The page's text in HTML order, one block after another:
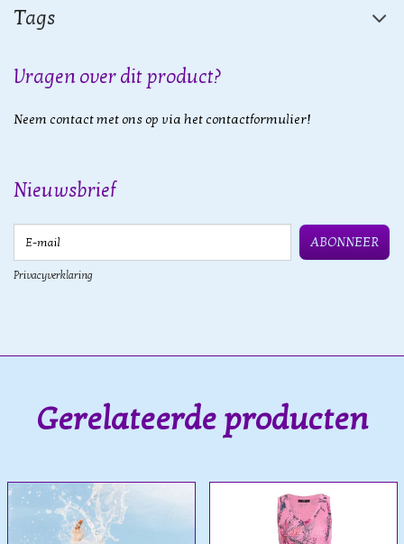
Tags
Vragen over dit product?
Neem contact met ons op via het contactformulier!
Nieuwsbrief
ABONNEER
Privacyverklaring
Gerelateerde producten